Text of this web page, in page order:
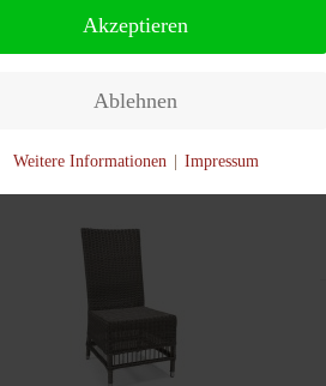
Akzeptieren
Ablehnen
Weitere Informationen Impressum